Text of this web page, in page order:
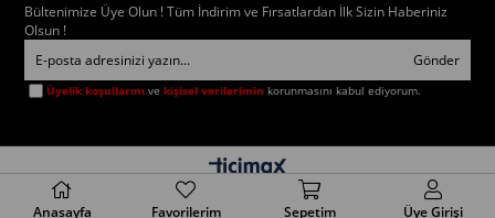
Bültenimize Üye Olun ! Tüm İndirim ve Fırsatlardan İlk Sizin Haberiniz
Olsun !
Gönder
Üyelik koşullarını vekişisel verilerimin korunmasını kabul ediyorum.
Anasayfa Favorilerim Sepetim Üye Girişi